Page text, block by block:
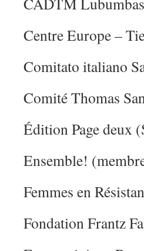
Centre Europe –
Comitato italiano
Comité Thomas
Édition Page deux
Ensemble!
Femmes en
Fondation Frantz